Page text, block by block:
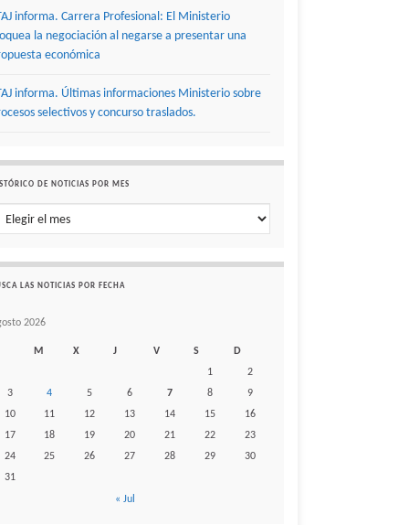
informa. Carrera Profesional: El Ministerio
la negociación al negarse a presentar una
económica
informa. Últimas informaciones Ministerio sobre
selectivos y concurso traslados.
DE NOTICIAS POR MES
de noticias por mes
LAS NOTICIAS POR FECHA
2026
M X J V S
D
1
2
3
4 5 6 7 8
9
10
11 12 13 14 15
16
17
18 19 20 21 22
23
24
25 26 27 28 29
30
31
« Jul